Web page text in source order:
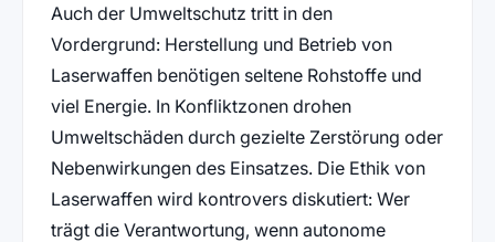
Auch der Umweltschutz tritt in den
Vordergrund: Herstellung und Betrieb von
Laserwaffen benötigen seltene Rohstoffe und
viel Energie. In Konfliktzonen drohen
Umweltschäden durch gezielte Zerstörung oder
Nebenwirkungen des Einsatzes. Die Ethik von
Laserwaffen wird kontrovers diskutiert: Wer
trägt die Verantwortung, wenn autonome